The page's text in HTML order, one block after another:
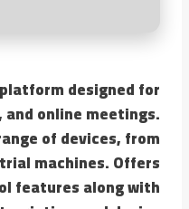
designed for
online meetings.
of devices, from
machines. Offers
features along with